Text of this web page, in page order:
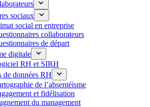
sociaux
social en entreprise
collaborateurs
de départ
digitale
RH et SIRH
de données RH
de l’absentéisme
et fidélisation
du management